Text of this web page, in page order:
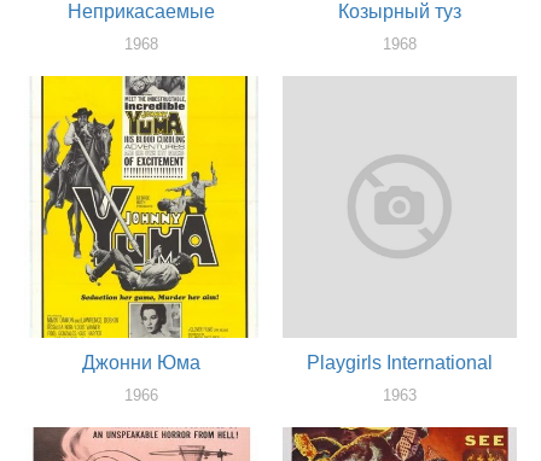
Неприкасаемые
1968
Козырный туз
1968
Джонни Юма
1966
Playgirls International
1963